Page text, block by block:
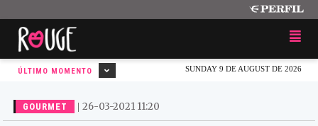
SUNDAY 9 DE AUGUST DE 2026
ÚLTIMO MOMENTO
GOURMET | 26-03-2021 11:20